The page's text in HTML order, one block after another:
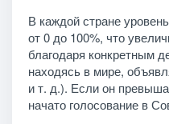
В каждой стране
от 0 до 100%, что
благодаря конкретным
находясь в мире,
и т. д.). Если он
начато голосование в